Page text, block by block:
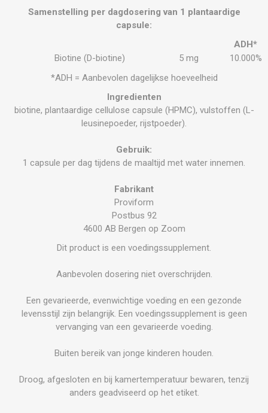
Samenstelling per dagdosering van 1 plantaardige
capsule:
ADH*
Biotine (D-biotine)
5 mg
10.000%
*ADH = Aanbevolen dagelijkse hoeveelheid
Ingredienten
biotine, plantaardige cellulose capsule (HPMC), vulstoffen (L-
leusinepoeder, rijstpoeder).
Gebruik:
1 capsule per dag tijdens de maaltijd met water innemen.
Fabrikant
Proviform
Postbus 92
4600 AB Bergen op Zoom
Dit product is een voedingssupplement.
Aanbevolen dosering niet overschrijden.
Een gevarieerde, evenwichtige voeding en een gezonde
levensstijl zijn belangrijk. Een voedingssupplement is geen
vervanging van een gevarieerde voeding.
Buiten bereik van jonge kinderen houden.
Droog, afgesloten en bij kamertemperatuur bewaren, tenzij
anders geadviseerd op het etiket.